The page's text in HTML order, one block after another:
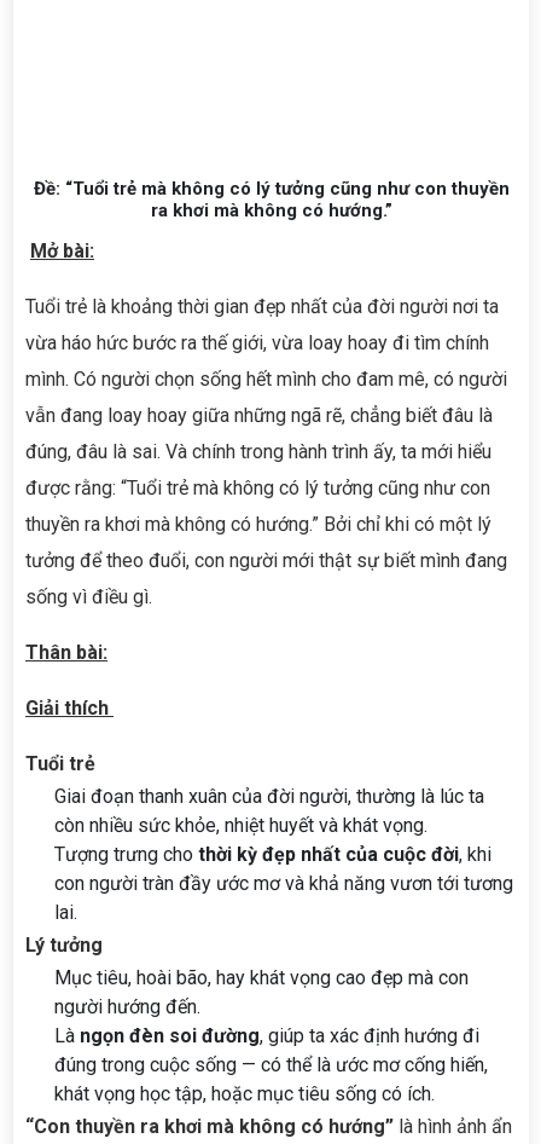
Đề: “Tuổi trẻ mà không có lý tưởng cũng như con thuyền
ra khơi mà không có hướng.”
Mở bài:
Tuổi trẻ là khoảng thời gian đẹp nhất của đời người nơi ta
vừa háo hức bước ra thế giới, vừa loay hoay đi tìm chính
mình. Có người chọn sống hết mình cho đam mê, có người
vẫn đang loay hoay giữa những ngã rẽ, chẳng biết đâu là
đúng, đâu là sai. Và chính trong hành trình ấy, ta mới hiểu
được rằng: “Tuổi trẻ mà không có lý tưởng cũng như con
thuyền ra khơi mà không có hướng.” Bởi chỉ khi có một lý
tưởng để theo đuổi, con người mới thật sự biết mình đang
sống vì điều gì.
Thân bài:
Giải thích
Tuổi trẻ
Giai đoạn thanh xuân của đời người, thường là lúc ta
còn nhiều sức khỏe, nhiệt huyết và khát vọng.
Tượng trưng cho thời kỳ đẹp nhất của cuộc đời, khi
con người tràn đầy ước mơ và khả năng vươn tới tương
lai.
Lý tưởng
Mục tiêu, hoài bão, hay khát vọng cao đẹp mà con
người hướng đến.
Là ngọn đèn soi đường, giúp ta xác định hướng đi
đúng trong cuộc sống — có thể là ước mơ cống hiến,
khát vọng học tập, hoặc mục tiêu sống có ích.
“Con thuyền ra khơi mà không có hướng” là hình ảnh ẩn